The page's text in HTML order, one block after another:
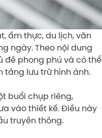
ẩm thực, du lịch, văn
ngày. Theo nội dung
đề phong phú và có thể
tảng lưu trữ hình ảnh.
buổi chụp riêng,
vào thiết kế. Điều này
truyền thông.